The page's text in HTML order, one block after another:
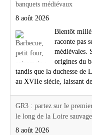
banquets médiévaux
8 août 2026
Bientôt
raconte pas
médiévales.
origines du
tandis que la duchesse
au XVIIe siècle, laissant
GR3 : partez sur le
le long de la Loire sauvage
8 août 2026